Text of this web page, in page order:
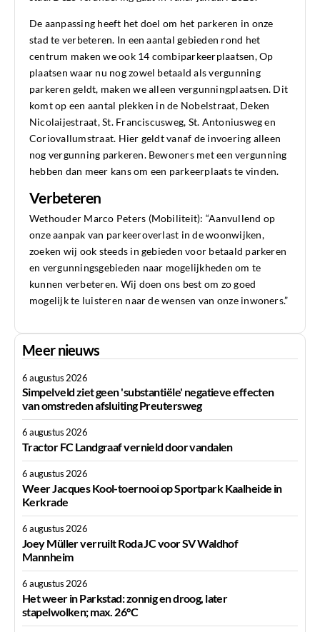
De aanpassing heeft het doel om het parkeren in onze
stad te verbeteren. In een aantal gebieden rond het
centrum maken we ook 14 combiparkeerplaatsen, Op
plaatsen waar nu nog zowel betaald als vergunning
parkeren geldt, maken we alleen vergunningplaatsen. Dit
komt op een aantal plekken in de Nobelstraat, Deken
Nicolaijestraat, St. Franciscusweg, St. Antoniusweg en
Coriovallumstraat. Hier geldt vanaf de invoering alleen
nog vergunning parkeren. Bewoners met een vergunning
hebben dan meer kans om een parkeerplaats te vinden.
Verbeteren
Wethouder Marco Peters (Mobiliteit): “Aanvullend op
onze aanpak van parkeeroverlast in de woonwijken,
zoeken wij ook steeds in gebieden voor betaald parkeren
en vergunningsgebieden naar mogelijkheden om te
kunnen verbeteren. Wij doen ons best om zo goed
mogelijk te luisteren naar de wensen van onze inwoners.”
Meer nieuws
6 augustus 2026
Simpelveld ziet geen 'substantiële' negatieve effecten
van omstreden afsluiting Preutersweg
6 augustus 2026
Tractor FC Landgraaf vernield door vandalen
6 augustus 2026
Weer Jacques Kool-toernooi op Sportpark Kaalheide in
Kerkrade
6 augustus 2026
Joey Müller verruilt Roda JC voor SV Waldhof
Mannheim
6 augustus 2026
Het weer in Parkstad: zonnig en droog, later
stapelwolken; max. 26°C